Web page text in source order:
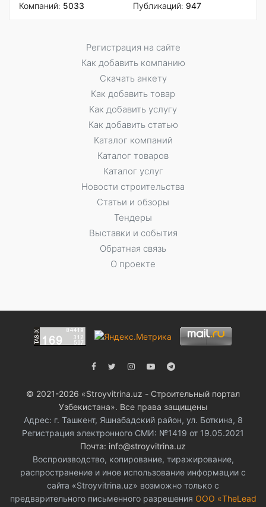
Компаний: 5033
Публикаций: 947
Регистрация на сайте
Как добавить компанию
Скачать анкету
Как добавить товар
Как добавить услугу
Как добавить статью
Каталог компаний
Каталог товаров
Каталог услуг
Новости строительства
Статьи и обзоры
Тендеры
Выставки и события
Обратная связь
О проекте
© 2021-2026 «Stroyvitrina.uz - Строительный портал
Узбекистана». Все права защищены
Адрес: г. Ташкент, Яшнабадский район, ул. Боткина, 8
Регистрация электронного СМИ: №1419 от 19.05.2021
Почта: info@stroyvitrina.uz
Воспроизводство, копирование, тиражирование,
распространение и иное использование информации с
сайта «Stroyvitrina.uz» возможно только с
предварительного письменного разрешения ООО «TheLead